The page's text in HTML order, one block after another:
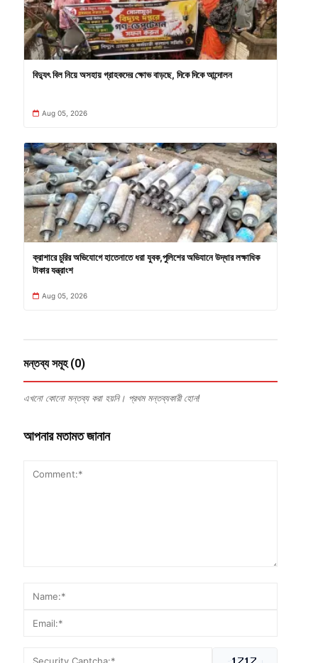
বিদ্যুৎ বিল নিয়ে অসহায় গ্রাহকদের ক্ষোভ বাড়ছে, দিকে দিকে আন্দোলন
Aug 05, 2026
ক্রাশারে চুরির অভিযোগে হাতেনাতে ধরা যুবক,পুলিশের অভিযানে উদ্ধার লক্ষাধিক
টাকার যন্ত্রাংশ
Aug 05, 2026
মন্তব্য সমূহ (0)
এখনো কোনো মন্তব্য করা হয়নি। প্রথম মন্তব্যকারী হোন!
আপনার মতামত জানান